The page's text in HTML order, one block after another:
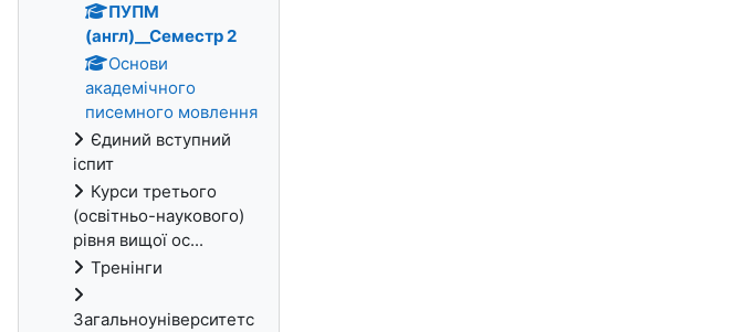
ПУПМ
(англ)__Семестр 2
Основи
академічного
писемного мовлення
Єдиний вступний
іспит
Курси третього
(освітньо-наукового)
рівня вищої ос...
Тренінги
Загальноуніверситетс